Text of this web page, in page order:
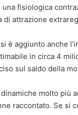
fisiologica
di attrazione
è aggiunto anche
in circa 4
sul saldo della
molto più
raccontato. Se si